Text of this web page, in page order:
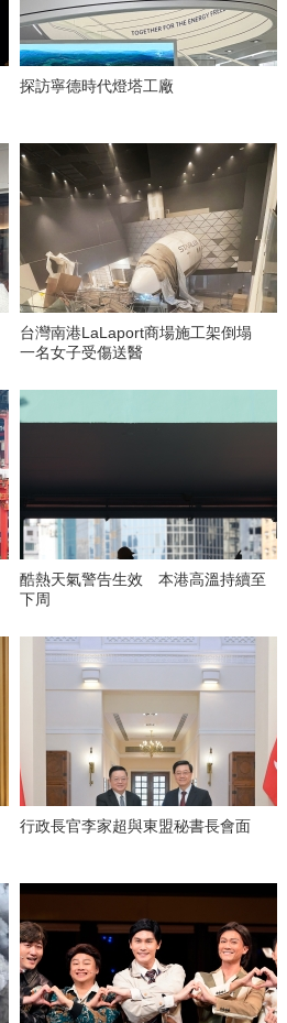
探訪寧德時代燈塔工廠
台灣南港LaLaport商場施工架倒塌
一名女子受傷送醫
酷熱天氣警告生效 本港高溫持續至
下周
行政長官李家超與東盟秘書長會面